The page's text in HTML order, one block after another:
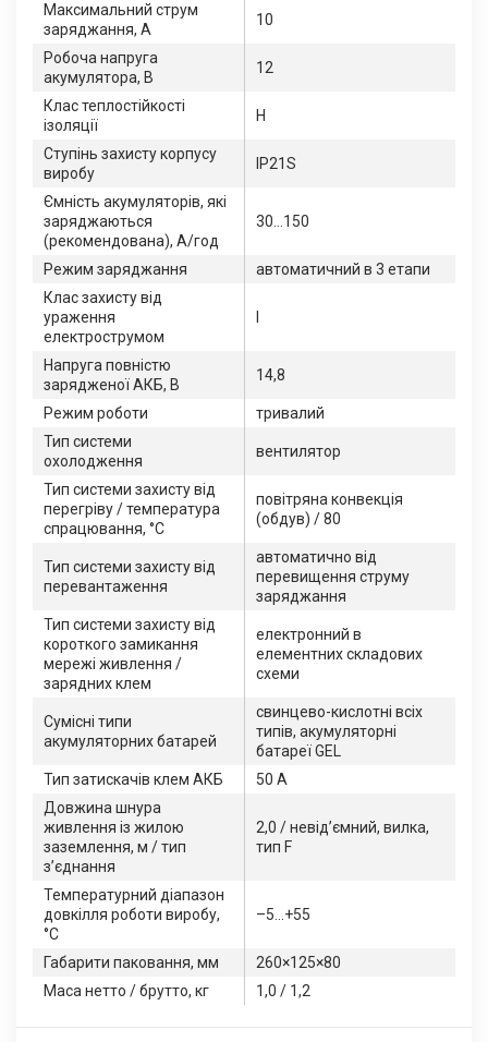
Максимальний струм
заряджання, А
10
Робоча напруга
акумулятора, В
12
Клас теплостійкості
ізоляції
Н
Ступінь захисту корпусу
виробу
IP21S
Ємність акумуляторів, які
заряджаються
(рекомендована), А/год
30…150
Режим заряджання
автоматичний в 3 етапи
Клас захисту від
ураження
електрострумом
Напруга повністю
зарядженої АКБ, В
14,8
Режим роботи
тривалий
Тип системи
охолодження
вентилятор
Тип системи захисту від
перегріву / температура
спрацювання, °C
повітряна конвекція
(обдув) / 80
Тип системи захисту від
перевантаження
автоматично від
перевищення струму
заряджання
Тип системи захисту від
короткого замикання
мережі живлення /
зарядних клем
електронний в
елементних складових
схеми
Сумісні типи
акумуляторних батарей
свинцево-кислотні всіх
типів, акумуляторні
батареї GEL
Тип затискачів клем АКБ
50 А
Довжина шнура
живлення із жилою
заземлення, м / тип
з’єднання
2,0 / невід’ємний, вилка,
тип F
Температурний діапазон
довкілля роботи виробу,
°C
–5…+55
Габарити паковання, мм
260×125×80
Маса нетто / брутто, кг
1,0 / 1,2